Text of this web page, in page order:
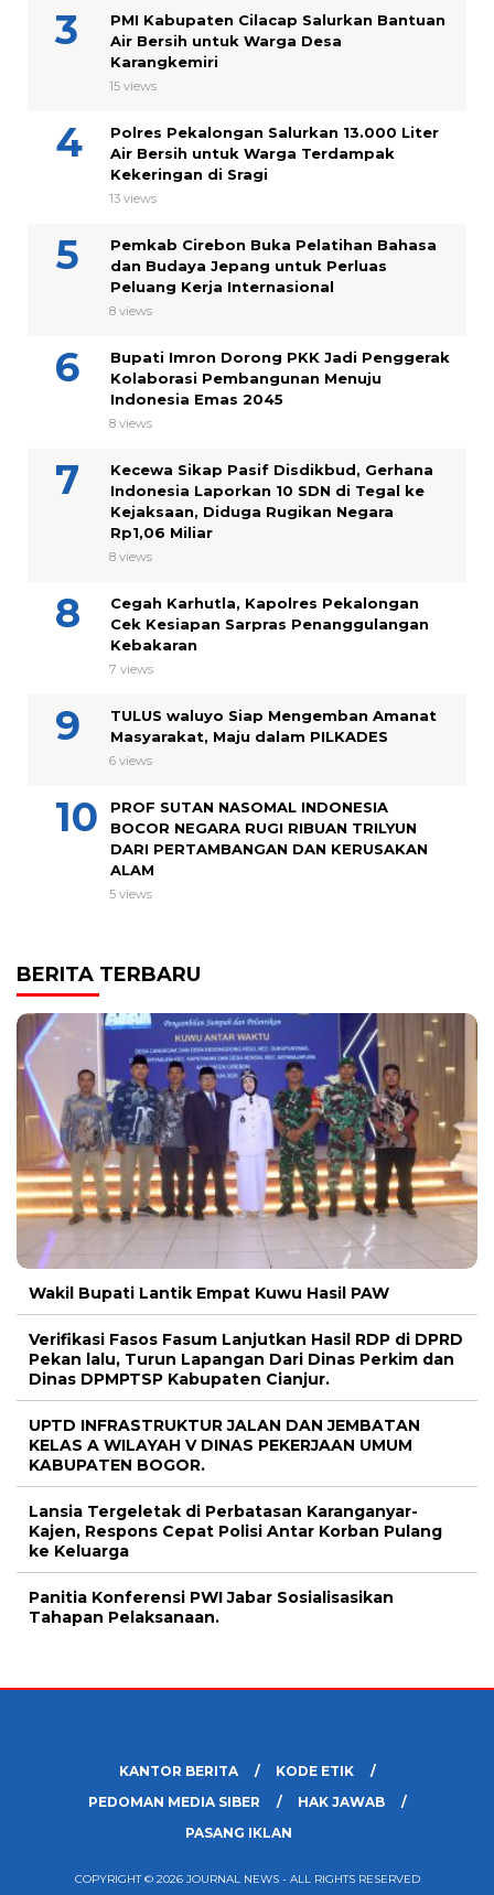
PMI Kabupaten Cilacap Salurkan Bantuan
Air Bersih untuk Warga Desa
Karangkemiri
15 views
Polres Pekalongan Salurkan 13.000 Liter
Air Bersih untuk Warga Terdampak
Kekeringan di Sragi
13 views
Pemkab Cirebon Buka Pelatihan Bahasa
dan Budaya Jepang untuk Perluas
Peluang Kerja Internasional
8 views
Bupati Imron Dorong PKK Jadi Penggerak
Kolaborasi Pembangunan Menuju
Indonesia Emas 2045
8 views
Kecewa Sikap Pasif Disdikbud, Gerhana
Indonesia Laporkan 10 SDN di Tegal ke
Kejaksaan, Diduga Rugikan Negara
Rp1,06 Miliar
8 views
Cegah Karhutla, Kapolres Pekalongan
Cek Kesiapan Sarpras Penanggulangan
Kebakaran
7 views
TULUS waluyo Siap Mengemban Amanat
Masyarakat, Maju dalam PILKADES
6 views
PROF SUTAN NASOMAL INDONESIA
BOCOR NEGARA RUGI RIBUAN TRILYUN
DARI PERTAMBANGAN DAN KERUSAKAN
ALAM
5 views
BERITA TERBARU
Wakil Bupati Lantik Empat Kuwu Hasil PAW
Verifikasi Fasos Fasum Lanjutkan Hasil RDP di DPRD
Pekan lalu, Turun Lapangan Dari Dinas Perkim dan
Dinas DPMPTSP Kabupaten Cianjur.
UPTD INFRASTRUKTUR JALAN DAN JEMBATAN
KELAS A WILAYAH V DINAS PEKERJAAN UMUM
KABUPATEN BOGOR.
Lansia Tergeletak di Perbatasan Karanganyar-
Kajen, Respons Cepat Polisi Antar Korban Pulang
ke Keluarga
Panitia Konferensi PWI Jabar Sosialisasikan
Tahapan Pelaksanaan.
KANTOR BERITA
KODE ETIK
PEDOMAN MEDIA SIBER
HAK JAWAB
PASANG IKLAN
COPYRIGHT © 2026 JOURNAL NEWS - ALL RIGHTS RESERVED